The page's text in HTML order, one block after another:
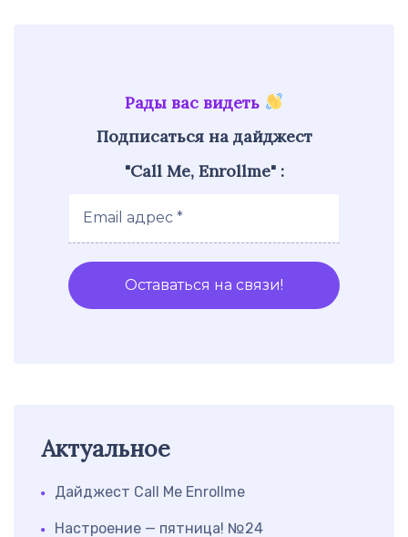
Рады вас видеть
Подписаться на дайджест
"Call Me, Enrollme" :
Актуальное
Дайджест Call Me Enrollme
Настроение — пятница! №24